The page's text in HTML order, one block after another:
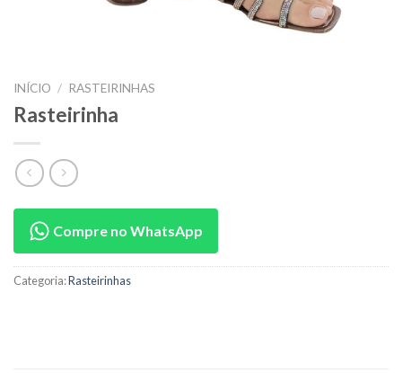
INÍCIO / RASTEIRINHAS
Rasteirinha
Compre no WhatsApp
Categoria:Rasteirinhas